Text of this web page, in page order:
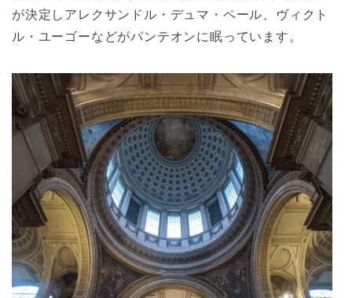
が決定しアレクサンドル・デュマ・ペール、ヴィクト
ル・ユーゴーなどがパンテオンに眠っています。